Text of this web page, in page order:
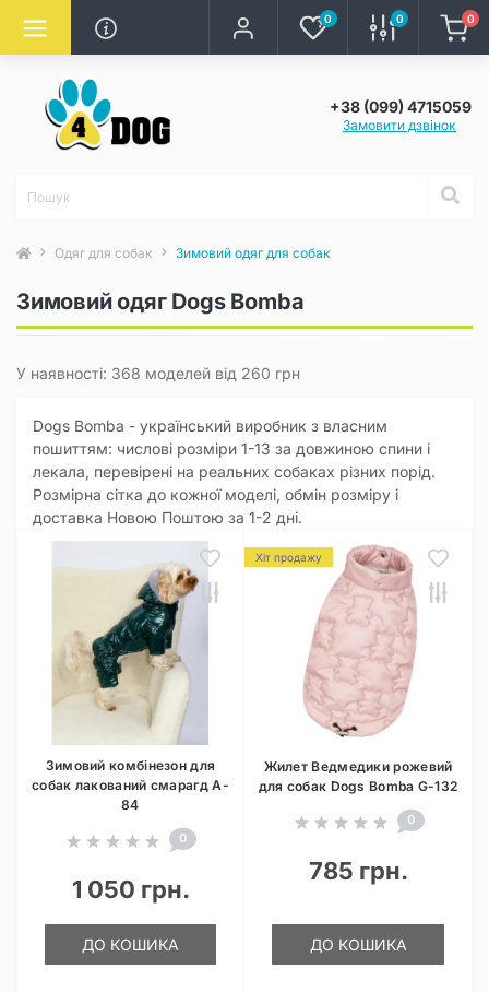
0 0 0
+38 (099) 4715059
Замовити дзвінок
Одяг для собак Зимовий одяг для собак
Зимовий одяг Dogs Bomba
У наявності: 368 моделей від 260 грн
Dogs Bomba - український виробник з власним
пошиттям: числові розміри 1-13 за довжиною спини і
лекала, перевірені на реальних собаках різних порід.
Розмірна сітка до кожної моделі, обмін розміру і
доставка Новою Поштою за 1-2 дні.
Зимовий комбінезон для
собак лакований смарагд A-
84
0
1 050 грн.
ДО КОШИКА
Хіт продажу
Жилет Ведмедики рожевий
для собак Dogs Bomba G-132
0
785 грн.
ДО КОШИКА